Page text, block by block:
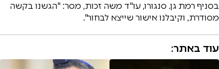
בסניף רמת גן. סנגורו, עו"ד משה זכות, מסר: "הגשנו בקשה
מסודרת, וקיבלנו אישור שייצא לבחור".
עוד באתר: